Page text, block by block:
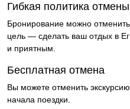
Гибкая политика отмены
Бронирование можно
цель — сделать ваш отдых в
и приятным.
Бесплатная отмена
Вы можете отменить
начала поездки.